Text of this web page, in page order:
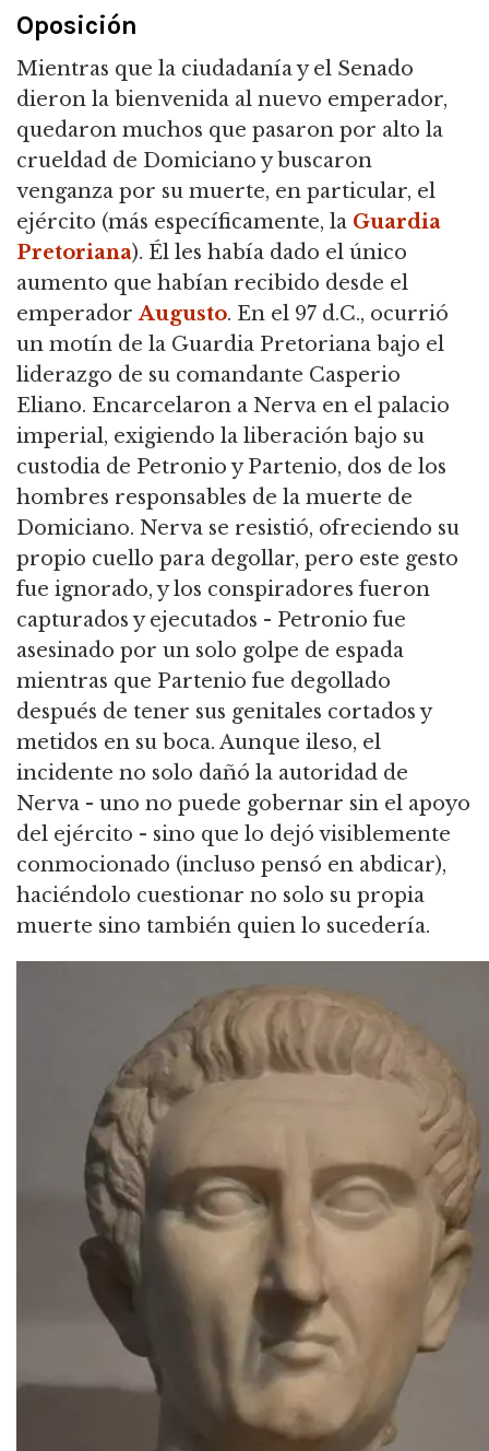
Oposición
Mientras que la ciudadanía y el Senado
dieron la bienvenida al nuevo emperador,
quedaron muchos que pasaron por alto la
crueldad de Domiciano y buscaron
venganza por su muerte, en particular, el
ejército (más específicamente, la Guardia
Pretoriana). Él les había dado el único
aumento que habían recibido desde el
emperadorAugusto. En el 97 d.C., ocurrió
un motín de la Guardia Pretoriana bajo el
liderazgo de su comandante Casperio
Eliano. Encarcelaron a Nerva en el palacio
imperial, exigiendo la liberación bajo su
custodia de Petronio y Partenio, dos de los
hombres responsables de la muerte de
Domiciano. Nerva se resistió, ofreciendo su
propio cuello para degollar, pero este gesto
fue ignorado, y los conspiradores fueron
capturados y ejecutados - Petronio fue
asesinado por un solo golpe de espada
mientras que Partenio fue degollado
después de tener sus genitales cortados y
metidos en su boca. Aunque ileso, el
incidente no solo dañó la autoridad de
Nerva - uno no puede gobernar sin el apoyo
del ejército - sino que lo dejó visiblemente
conmocionado (incluso pensó en abdicar),
haciéndolo cuestionar no solo su propia
muerte sino también quien lo sucedería.